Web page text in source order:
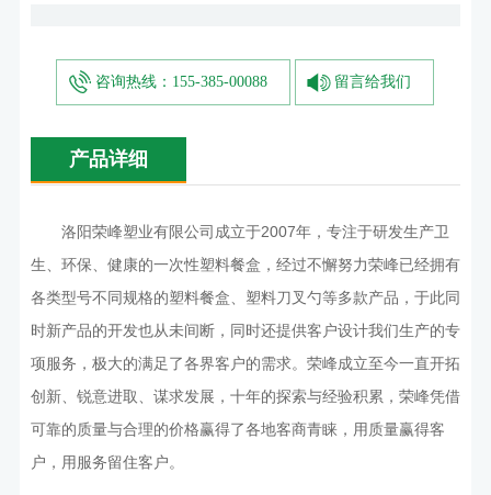
咨询热线：155-385-00088 留言给我们
产品详细
洛阳荣峰塑业有限公司成立于2007年，专注于研发生产卫
生、环保、健康的一次性塑料餐盒，经过不懈努力荣峰已经拥有
各类型号不同规格的塑料餐盒、塑料刀叉勺等多款产品，于此同
时新产品的开发也从未间断，同时还提供客户设计我们生产的专
项服务，极大的满足了各界客户的需求。荣峰成立至今一直开拓
创新、锐意进取、谋求发展，十年的探索与经验积累，荣峰凭借
可靠的质量与合理的价格赢得了各地客商青睐，用质量赢得客
户，用服务留住客户。